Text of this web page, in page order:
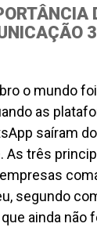
o mundo
as
saíram
As três
segundo
ainda não